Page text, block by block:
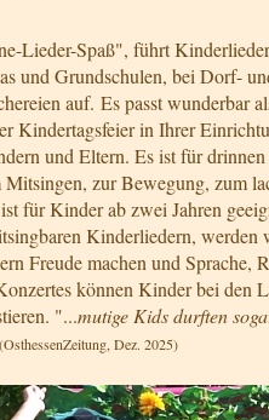
Lieder-Spaß", führt
und Grundschulen, bei Dorf-
auf. Es passt wunderbar
Kindertagsfeier in Ihrer
und Eltern. Es ist für
zur Bewegung, zum
für Kinder ab zwei Jahren
Kinderliedern, werden
Freude machen und Sprache,
können Kinder bei den
"...mutige Kids durften
(OsthessenZeitung, Dez. 2025)